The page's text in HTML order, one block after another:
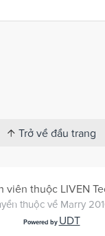
Trở về đầu trang
viên thuộc LIVEN
thuộc về Marry
Powered by UDT